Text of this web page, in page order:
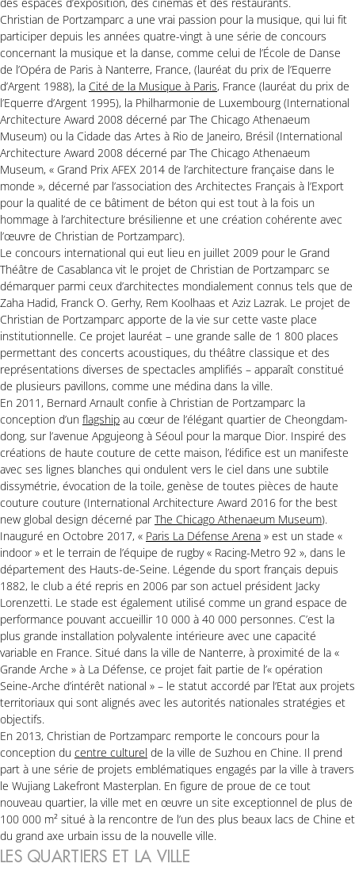
Christian de Portzamparc a une vrai passion pour la musique, qui lui fit
participer depuis les années quatre-vingt à une série de concours
concernant la musique et la danse, comme celui de l’École de Danse
de l’Opéra de Paris à Nanterre, France, (lauréat du prix de l’Equerre
d’Argent 1988), la Cité de la Musique à Paris, France (lauréat du prix de
l’Equerre d’Argent 1995), la Philharmonie de Luxembourg (International
Architecture Award 2008 décerné par The Chicago Athenaeum
Museum) ou la Cidade das Artes à Rio de Janeiro, Brésil (International
Architecture Award 2008 décerné par The Chicago Athenaeum
Museum, « Grand Prix AFEX 2014 de l’architecture française dans le
monde », décerné par l’association des Architectes Français à l’Export
pour la qualité de ce bâtiment de béton qui est tout à la fois un
hommage à l’architecture brésilienne et une création cohérente avec
l’œuvre de Christian de Portzamparc).
Le concours international qui eut lieu en juillet 2009 pour le Grand
Théâtre de Casablanca vit le projet de Christian de Portzamparc se
démarquer parmi ceux d’architectes mondialement connus tels que de
Zaha Hadid, Franck O. Gerhy, Rem Koolhaas et Aziz Lazrak. Le projet de
Christian de Portzamparc apporte de la vie sur cette vaste place
institutionnelle. Ce projet lauréat – une grande salle de 1 800 places
permettant des concerts acoustiques, du théâtre classique et des
représentations diverses de spectacles amplifiés – apparaît constitué
de plusieurs pavillons, comme une médina dans la ville.
En 2011, Bernard Arnault confie à Christian de Portzamparc la
conception d’un flagship au cœur de l’élégant quartier de Cheongdam-
dong, sur l’avenue Apgujeong à Séoul pour la marque Dior. Inspiré des
créations de haute couture de cette maison, l’édifice est un manifeste
avec ses lignes blanches qui ondulent vers le ciel dans une subtile
dissymétrie, évocation de la toile, genèse de toutes pièces de haute
couture couture (International Architecture Award 2016 for the best
new global design décerné parThe Chicago Athenaeum Museum).
Inauguré en Octobre 2017, « Paris La Défense Arena » est un stade «
indoor » et le terrain de l’équipe de rugby « Racing-Metro 92 », dans le
département des Hauts-de-Seine. Légende du sport français depuis
1882, le club a été repris en 2006 par son actuel président Jacky
Lorenzetti. Le stade est également utilisé comme un grand espace de
performance pouvant accueillir 10 000 à 40 000 personnes. C’est la
plus grande installation polyvalente intérieure avec une capacité
variable en France. Situé dans la ville de Nanterre, à proximité de la «
Grande Arche » à La Défense, ce projet fait partie de l’« opération
Seine-Arche d’intérêt national » – le statut accordé par l’Etat aux projets
territoriaux qui sont alignés avec les autorités nationales stratégies et
objectifs.
En 2013, Christian de Portzamparc remporte le concours pour la
conception du centre culturel de la ville de Suzhou en Chine. Il prend
part à une série de projets emblématiques engagés par la ville à travers
le Wujiang Lakefront Masterplan. En figure de proue de ce tout
nouveau quartier, la ville met en œuvre un site exceptionnel de plus de
100 000 m² situé à la rencontre de l’un des plus beaux lacs de Chine et
du grand axe urbain issu de la nouvelle ville.
LES QUARTIERS ET LA VILLE